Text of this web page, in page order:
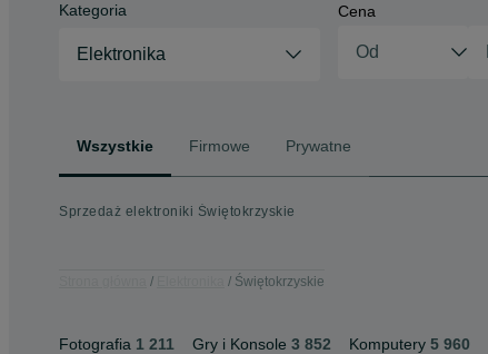
Kategoria
Elektronika
Cena
Wszystkie Firmowe Prywatne
Sprzedaż elektroniki Świętokrzyskie
Świętokrzyskie
Fotografia 1 211 Gry i Konsole 3 852 Komputery 5 960